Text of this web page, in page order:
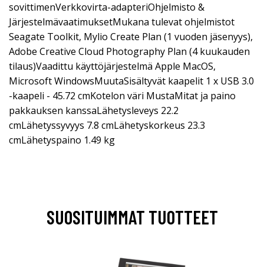
sovittimenVerkkovirta-adapteriOhjelmisto &
JärjestelmävaatimuksetMukana tulevat ohjelmistot
Seagate Toolkit, Mylio Create Plan (1 vuoden jäsenyys),
Adobe Creative Cloud Photography Plan (4 kuukauden
tilaus)Vaadittu käyttöjärjestelmä Apple MacOS,
Microsoft WindowsMuutaSisältyvät kaapelit 1 x USB 3.0
-kaapeli - 45.72 cmKotelon väri MustaMitat ja paino
pakkauksen kanssaLähetysleveys 22.2
cmLähetyssyvyys 7.8 cmLähetyskorkeus 23.3
cmLähetyspaino 1.49 kg
SUOSITUIMMAT TUOTTEET